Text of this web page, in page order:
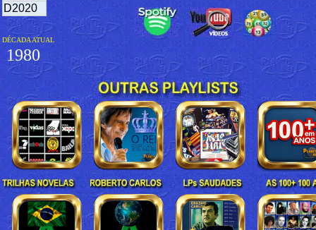
D2020
DÉCADA ATUAL
1980